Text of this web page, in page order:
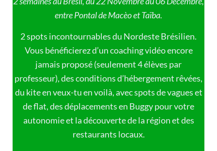
entre Pontal de Macèo et Taïba.
2 spots incontournables du Nordeste Brésilien.
Vous bénéficierez d’un coaching vidéo encore
jamais proposé (seulement 4 élèves par
professeur), des conditions d’hébergement rêvées,
du kite en veux-tu en voilà, avec spots de vagues et
de flat, des déplacements en Buggy pour votre
autonomie et la découverte de la région et des
restaurants locaux.